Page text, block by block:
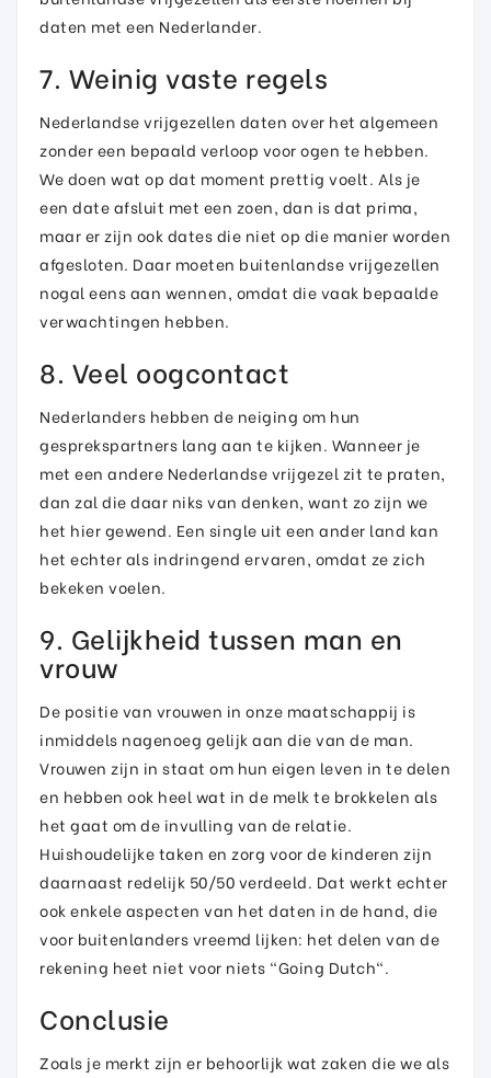
daten met een Nederlander.
7. Weinig vaste regels
Nederlandse vrijgezellen daten over het algemeen
zonder een bepaald verloop voor ogen te hebben.
We doen wat op dat moment prettig voelt. Als je
een date afsluit met een zoen, dan is dat prima,
maar er zijn ook dates die niet op die manier worden
afgesloten. Daar moeten buitenlandse vrijgezellen
nogal eens aan wennen, omdat die vaak bepaalde
verwachtingen hebben.
8. Veel oogcontact
Nederlanders hebben de neiging om hun
gesprekspartners lang aan te kijken. Wanneer je
met een andere Nederlandse vrijgezel zit te praten,
dan zal die daar niks van denken, want zo zijn we
het hier gewend. Een single uit een ander land kan
het echter als indringend ervaren, omdat ze zich
bekeken voelen.
9. Gelijkheid tussen man en
vrouw
De positie van vrouwen in onze maatschappij is
inmiddels nagenoeg gelijk aan die van de man.
Vrouwen zijn in staat om hun eigen leven in te delen
en hebben ook heel wat in de melk te brokkelen als
het gaat om de invulling van de relatie.
Huishoudelijke taken en zorg voor de kinderen zijn
daarnaast redelijk 50/50 verdeeld. Dat werkt echter
ook enkele aspecten van het daten in de hand, die
voor buitenlanders vreemd lijken: het delen van de
rekening heet niet voor niets "Going Dutch".
Conclusie
Zoals je merkt zijn er behoorlijk wat zaken die we als